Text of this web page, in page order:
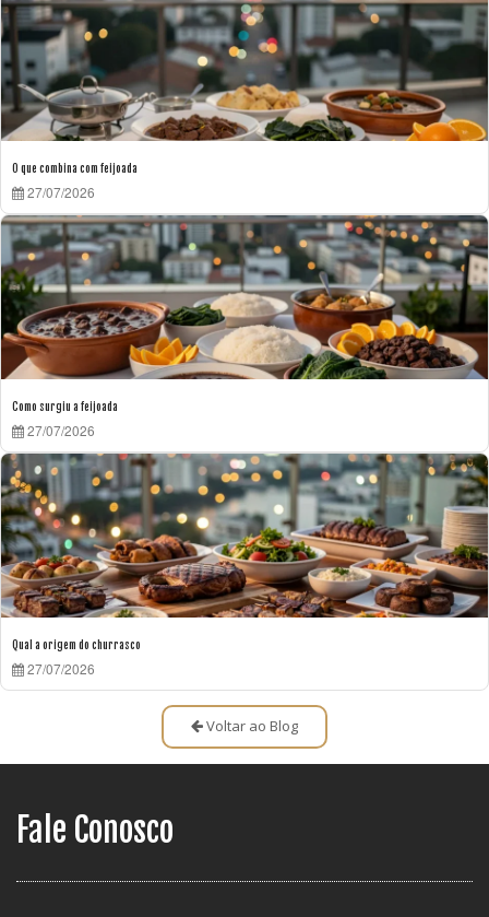
O que combina com feijoada
27/07/2026
Como surgiu a feijoada
27/07/2026
Qual a origem do churrasco
27/07/2026
Voltar ao Blog
Fale Conosco